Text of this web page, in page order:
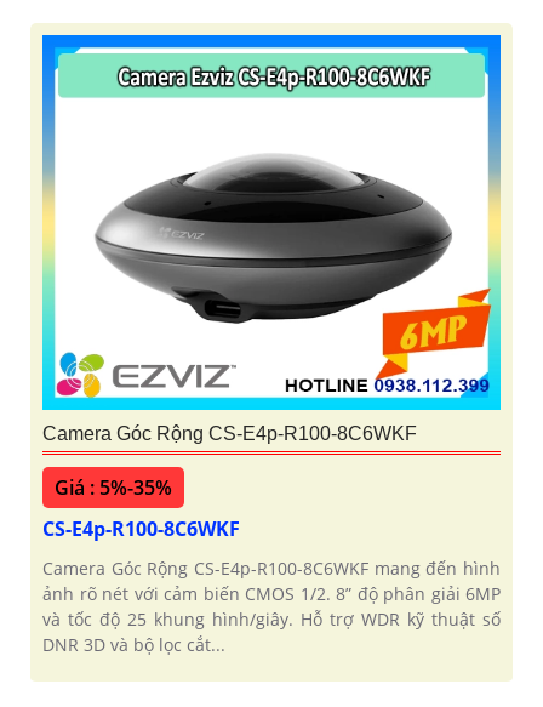
Camera Góc Rộng CS-E4p-R100-8C6WKF
Giá : 5%-35%
CS-E4p-R100-8C6WKF
Camera Góc Rộng CS-E4p-R100-8C6WKF mang đến hình
ảnh rõ nét với cảm biến CMOS 1/2. 8” độ phân giải 6MP
và tốc độ 25 khung hình/giây. Hỗ trợ WDR kỹ thuật số
DNR 3D và bộ lọc cắt...